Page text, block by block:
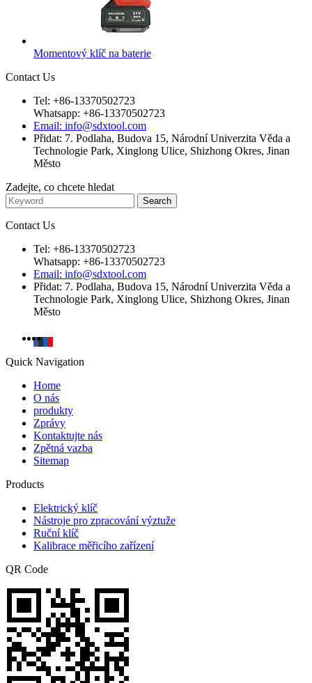
Momentový klíč na baterie
Contact Us
Tel: +86-13370502723
Whatsapp: +86-13370502723
Email: info@sdxtool.com
Přidat: 7. Podlaha, Budova 15, Národní Univerzita Věda a
Technologie Park, Xinglong Ulice, Shizhong Okres, Jinan
Město
Zadejte, co chcete hledat
Contact Us
Tel: +86-13370502723
Whatsapp: +86-13370502723
Email: info@sdxtool.com
Přidat: 7. Podlaha, Budova 15, Národní Univerzita Věda a
Technologie Park, Xinglong Ulice, Shizhong Okres, Jinan
Město
Quick Navigation
Home
O nás
produkty
Zprávy
Kontaktujte nás
Zpětná vazba
Sitemap
Products
Elektrický klíč
Nástroje pro zpracování výztuže
Ruční klíč
Kalibrace měřicího zařízení
QR Code